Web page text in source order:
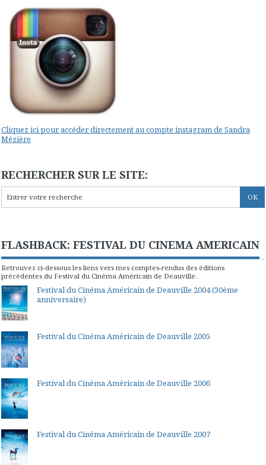
Cliquez ici pour accéder directement au compte instagram de Sandra
Mézière
RECHERCHER SUR LE SITE:
FLASHBACK: FESTIVAL DU CINEMA AMERICAIN
Retrouvez ci-dessous les liens vers mes comptes-rendus des éditions
précédentes du Festival du Cinéma Américain de Deauville.
Festival du Cinéma Américain de Deauville 2004 (30ème
anniversaire)
Festival du Cinéma Américain de Deauville 2005
Festival du Cinéma Américain de Deauville 2006
Festival du Cinéma Américain de Deauville 2007